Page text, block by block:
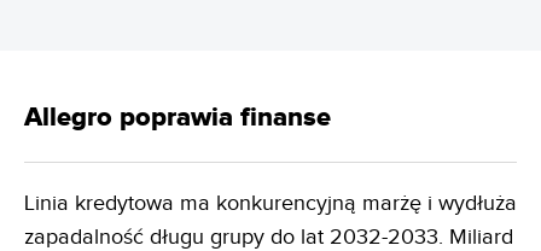
Allegro poprawia finanse
Linia kredytowa ma konkurencyjną marżę i wydłuża
zapadalność długu grupy do lat 2032-2033. Miliard